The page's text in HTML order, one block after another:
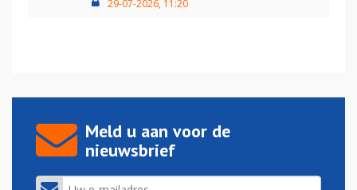
29-07-2026, 11:20
Meld u aan voor de
nieuwsbrief